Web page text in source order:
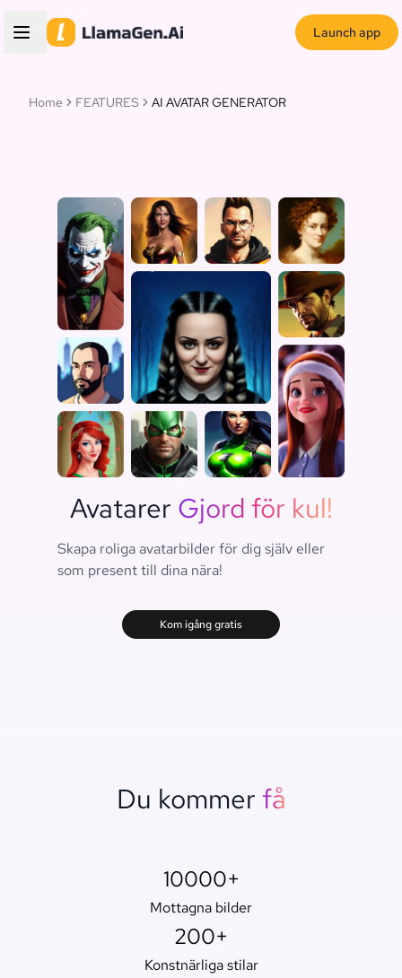
Launch app
Home FEATURES AI AVATAR GENERATOR
Avatarer Gjord för kul!
Skapa roliga avatarbilder för dig själv eller
som present till dina nära!
Kom igång gratis
Du kommer få
10000+
Mottagna bilder
200+
Konstnärliga stilar